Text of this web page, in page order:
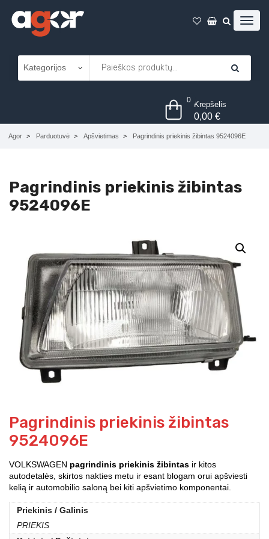
0 Krepšelis
0,00€
Agor Parduotuvė Apšvietimas Pagrindinis priekinis žibintas 9524096E
Pagrindinis priekinis žibintas
9524096E
Pagrindinis priekinis žibintas
9524096E
VOLKSWAGEN pagrindinis priekinis žibintas ir kitos
autodetalės, skirtos nakties metu ir esant blogam orui apšviesti
kelią ir automobilio saloną bei kiti apšvietimo komponentai.
Priekinis / Galinis
PRIEKIS